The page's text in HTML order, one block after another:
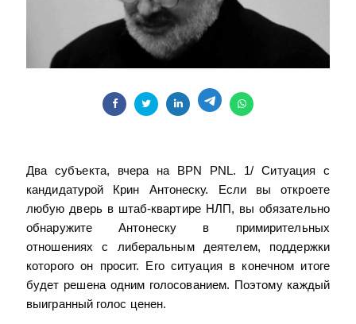
Два субъекта, вчера на BPN PNL. 1/ Ситуация с
кандидатурой Крин Антонеску. Если вы откроете
любую дверь в штаб-квартире НЛП, вы обязательно
обнаружите Антонеску в примирительных
отношениях с либеральным деятелем, поддержки
которого он просит. Его ситуация в конечном итоге
будет решена одним голосованием. Поэтому каждый
выигранный голос ценен.